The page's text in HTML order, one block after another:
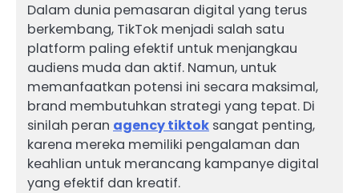
Dalam dunia pemasaran digital yang terus
berkembang, TikTok menjadi salah satu
platform paling efektif untuk menjangkau
audiens muda dan aktif. Namun, untuk
memanfaatkan potensi ini secara maksimal,
brand membutuhkan strategi yang tepat. Di
sinilah peran agency tiktok sangat penting,
karena mereka memiliki pengalaman dan
keahlian untuk merancang kampanye digital
yang efektif dan kreatif.